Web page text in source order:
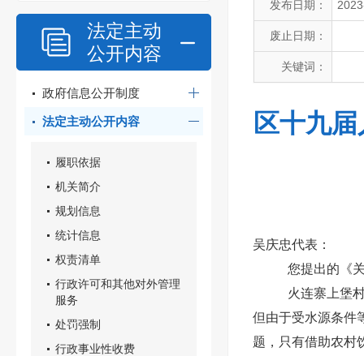
法定主动
公开内容
政府信息公开制度
法定主动公开内容
履职依据
机关简介
规划信息
统计信息
权责清单
行政许可和其他对外管理
服务
处罚强制
行政事业性收费
发布日期：
废止日期：
关键词：
区十九
吴庆忠代表：
您提出的《
火连寨上堡
但由于受水源条件
题，只有借助农村